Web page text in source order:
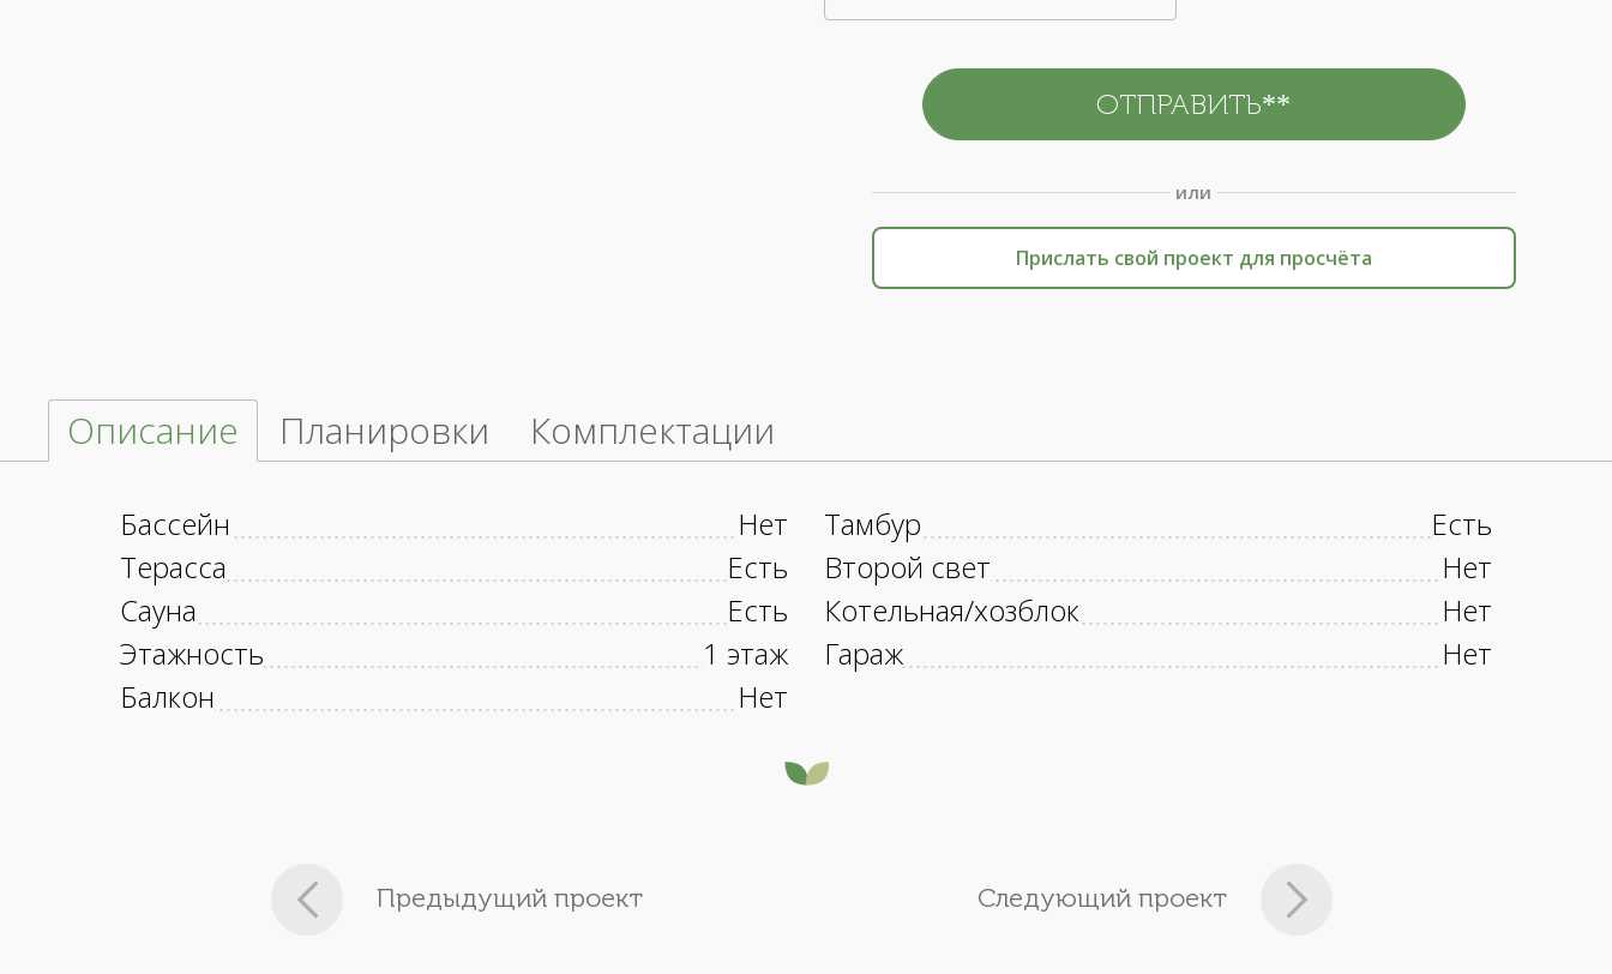
или
Прислать свой проект для просчёта
Описание Планировки Комплектации
Бассейн
Нет
Терасса
Есть
Сауна
Есть
Этажность
1 этаж
Балкон
Нет
Тамбур
Есть
Второй свет
Нет
Котельная/хозблок
Нет
Гараж
Нет
Предыдущий проект Следующий проект